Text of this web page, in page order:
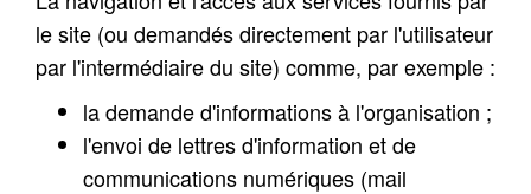
le site (ou demandés directement par l'utilisateur
par l'intermédiaire du site) comme, par exemple :
la demande d'informations à l'organisation ;
l'envoi de lettres d'information et de
communications numériques (mail